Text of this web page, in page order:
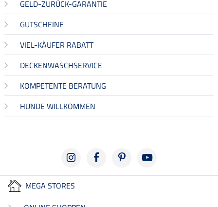
GELD-ZURÜCK-GARANTIE
GUTSCHEINE
VIEL-KÄUFER RABATT
DECKENWASCHSERVICE
KOMPETENTE BERATUNG
HUNDE WILLKOMMEN
MEGA STORES